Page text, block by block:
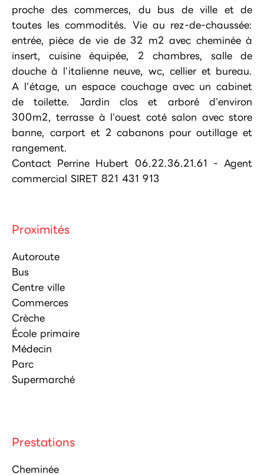
proche des commerces, du bus de ville et de
toutes les commodités. Vie au rez-de-chaussée:
entrée, pièce de vie de 32 m2 avec cheminée à
insert, cuisine équipée, 2 chambres, salle de
douche à l'italienne neuve, wc, cellier et bureau.
A l'étage, un espace couchage avec un cabinet
de toilette. Jardin clos et arboré d'environ
300m2, terrasse à l'ouest coté salon avec store
banne, carport et 2 cabanons pour outillage et
rangement.
Contact Perrine Hubert 06.22.36.21.61 - Agent
commercial SIRET 821 431 913
Proximités
Autoroute
Bus
Centre ville
Commerces
Crèche
École primaire
Médecin
Parc
Supermarché
Prestations
Cheminée